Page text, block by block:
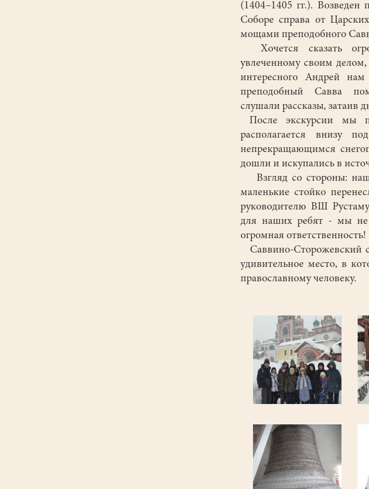
(1404–1405 гг.).
Соборе справа от
мощами преподобного
Хочется сказать
увлеченному своим
интересного Андрей
преподобный Савва
слушали рассказы, затаив
После экскурсии мы
располагается внизу
непрекращающимся
дошли и искупались в
Взгляд со стороны:
маленькие стойко
руководителю ВШ
для наших ребят - мы не
огромная ответственность!
Саввино-Сторожевский
удивительное место, в
православному человеку.